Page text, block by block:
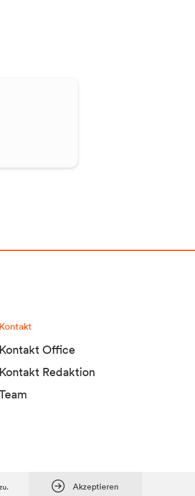
Kontakt
Kontakt Office
Kontakt Redaktion
1 / 7. Stock, 9900 Lienz, Tel.:
Akzeptieren